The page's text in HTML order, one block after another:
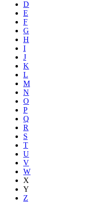
D
E
F
G
H
I
J
K
L
M
N
O
P
Q
R
S
T
U
V
W
X
Y
Z